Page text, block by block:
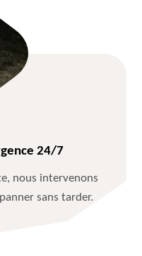
24/7
nous intervenons
sans tarder.